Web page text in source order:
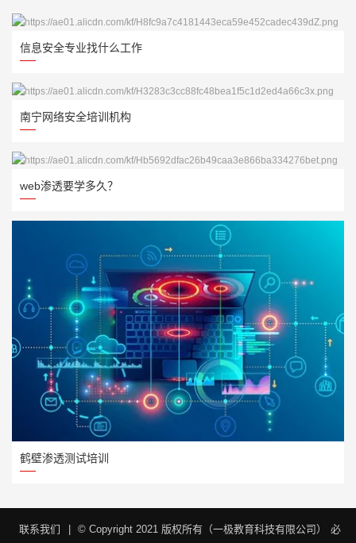
信息安全专业找什么工作
南宁网络安全培训机构
web渗透要学多久？
鹤壁渗透测试培训
联系我们 © Copyright 2021 版权所有（一极教育科技有限公司）
必